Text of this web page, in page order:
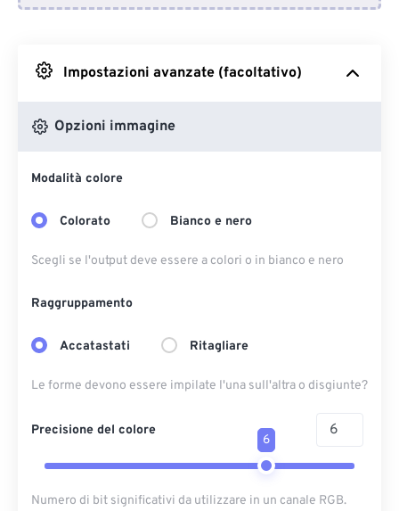
Da Google Drive
Impostazioni avanzate (facoltativo)
Opzioni immagine
Modalità colore
Colorato Bianco e nero
Scegli se l'output deve essere a colori o in bianco e nero
Raggruppamento
Accatastati Ritagliare
Le forme devono essere impilate l'una sull'altra o disgiunte?
Precisione del colore
6
Numero di bit significativi da utilizzare in un canale RGB.